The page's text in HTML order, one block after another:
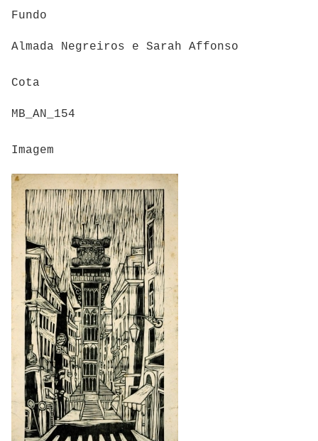
Fundo
Almada Negreiros e Sarah Affonso
Cota
MB_AN_154
Imagem